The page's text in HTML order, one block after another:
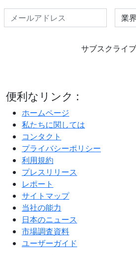
サブスクライブ
便利なリンク :
ホームページ
私たちに関しては
コンタクト
プライバシーポリシー
利用規約
プレスリリース
レポート
サイトマップ
当社の能力
日本のニュース
市場調査資料
ユーザーガイド